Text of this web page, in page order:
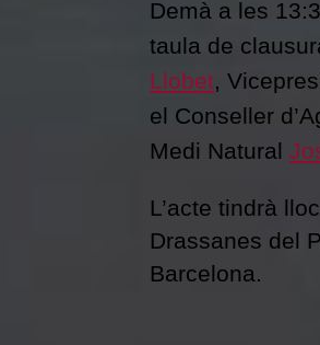
Demà a les
taula de
Llobet,
el Conseller
Medi Natural
L’acte tindrà
Drassanes del
Barcelona.